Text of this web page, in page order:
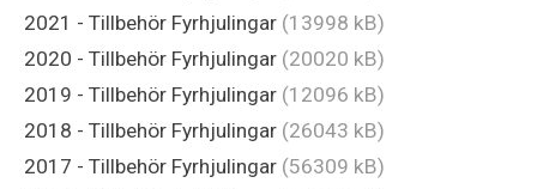
2021 - Tillbehör Fyrhjulingar (13998 kB)
2020 - Tillbehör Fyrhjulingar (20020 kB)
2019 - Tillbehör Fyrhjulingar (12096 kB)
2018 - Tillbehör Fyrhjulingar (26043 kB)
2017 - Tillbehör Fyrhjulingar (56309 kB)